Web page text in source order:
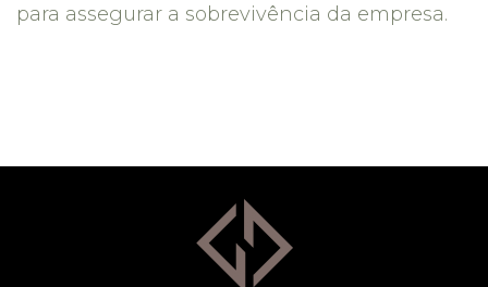
para assegurar a sobrevivência da empresa.